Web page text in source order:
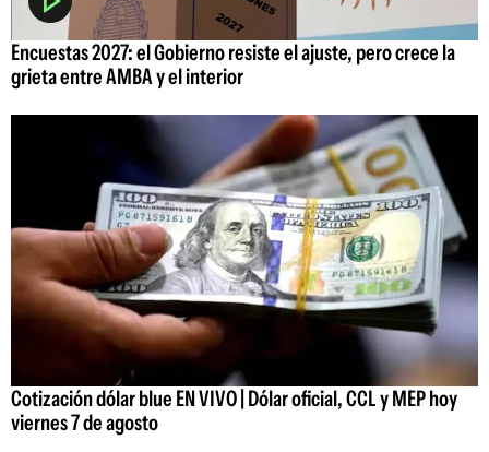
Encuestas 2027: el Gobierno resiste el ajuste, pero crece la
grieta entre AMBA y el interior
Cotización dólar blue EN VIVO | Dólar oficial, CCL y MEP hoy
viernes 7 de agosto